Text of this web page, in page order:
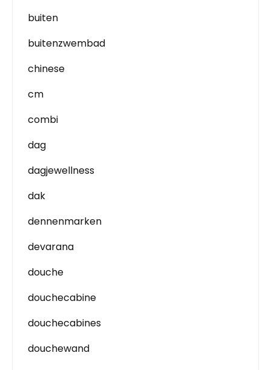
buiten
buitenzwembad
chinese
cm
combi
dag
dagjewellness
dak
dennenmarken
devarana
douche
douchecabine
douchecabines
douchewand